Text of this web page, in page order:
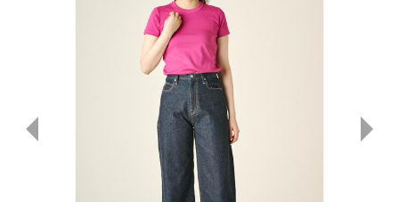
PANTS : パンツ
TOPS : トップス
T-SHIRT : Tシャツ
KNIT : ニット
SHIRT : シャツ
OUTERS : アウター